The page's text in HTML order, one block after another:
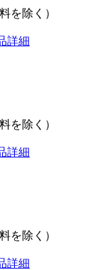
を除く）
詳細
を除く）
詳細
を除く）
詳細